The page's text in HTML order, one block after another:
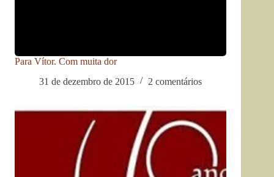
Para Vítor. Com muita dor
31 de dezembro de 2015
2 comentários